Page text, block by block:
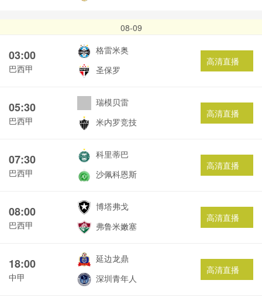
08-09
03:00
巴西甲
格雷米奥
圣保罗
高清直播
05:30
巴西甲
瑞模贝雷
米内罗竞技
高清直播
07:30
巴西甲
科里蒂巴
沙佩科恩斯
高清直播
08:00
巴西甲
博塔弗戈
弗鲁米嫩塞
高清直播
18:00
中甲
延边龙鼎
深圳青年人
高清直播